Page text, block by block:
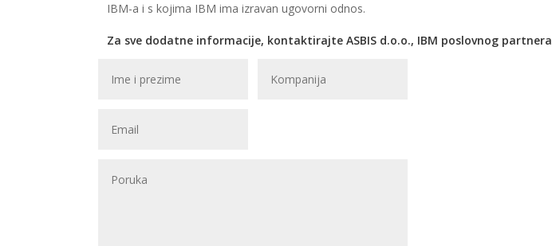
IBM-a i s kojima IBM ima izravan ugovorni odnos.
Za sve dodatne informacije, kontaktirajte ASBIS d.o.o., IBM poslovnog partnera